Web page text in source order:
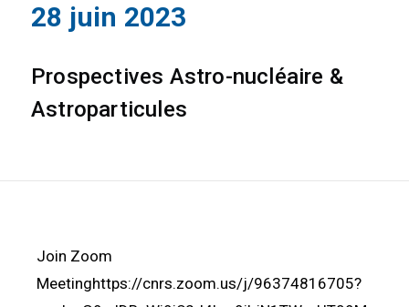
28 juin 2023
Prospectives Astro-nucléaire &
Astroparticules
Join Zoom
Meetinghttps://cnrs.zoom.us/j/96374816705?